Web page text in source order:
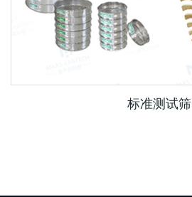
标准测试筛